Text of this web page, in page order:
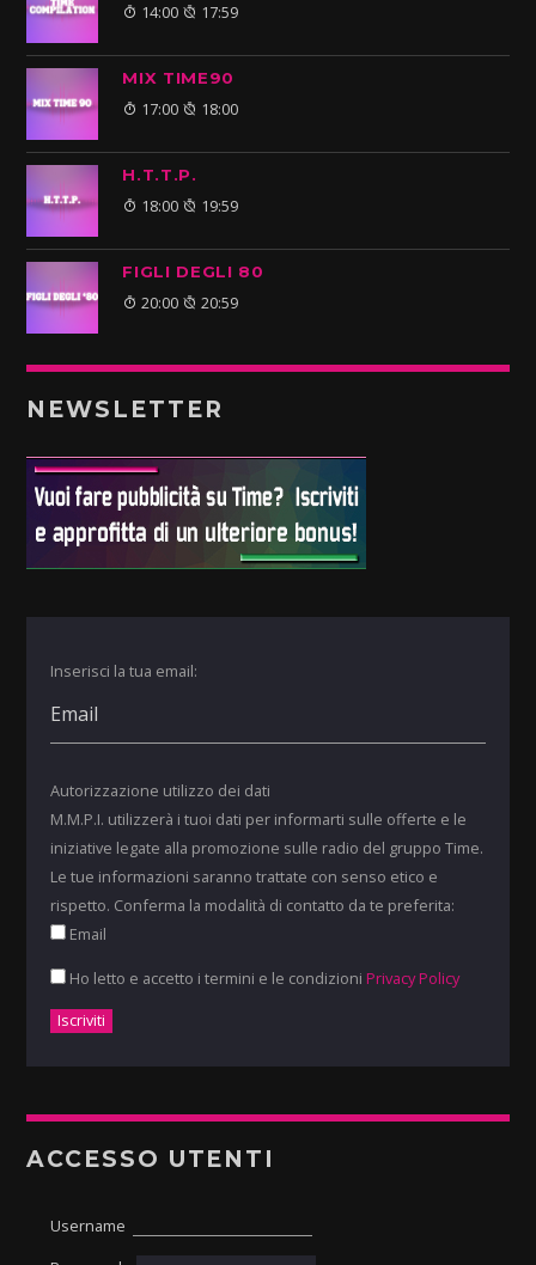
14:00 17:59
MIX TIME90
17:00 18:00
H.T.T.P.
18:00 19:59
FIGLI DEGLI 80
20:00 20:59
NEWSLETTER
Inserisci la tua email:
Autorizzazione utilizzo dei dati
M.M.P.I. utilizzerà i tuoi dati per informarti sulle offerte e le
iniziative legate alla promozione sulle radio del gruppo Time.
Le tue informazioni saranno trattate con senso etico e
rispetto. Conferma la modalità di contatto da te preferita:
Email
Ho letto e accetto i termini e le condizioni Privacy Policy
ACCESSO UTENTI
Username